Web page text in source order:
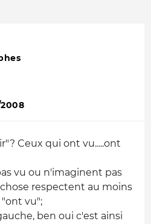
Ceux qui ont vu.....ont
vu ou n'imaginent pas
respectent au moins
"ont vu";
ben oui c'est ainsi